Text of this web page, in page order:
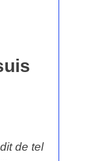
de tel